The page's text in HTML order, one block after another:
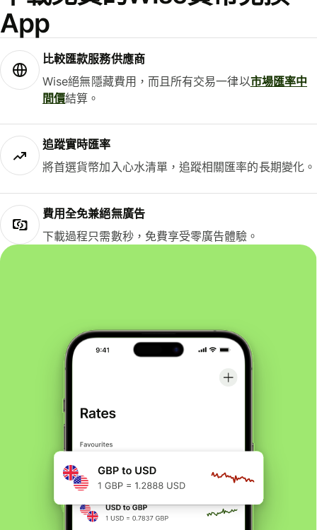
App
比較匯款服務供應商
Wise絕無隱藏費用，而且所有交易一律以市場匯率中
間價結算。
追蹤實時匯率
將首選貨幣加入心水清單，追蹤相關匯率的長期變化。
費用全免兼絕無廣告
下載過程只需數秒，免費享受零廣告體驗。